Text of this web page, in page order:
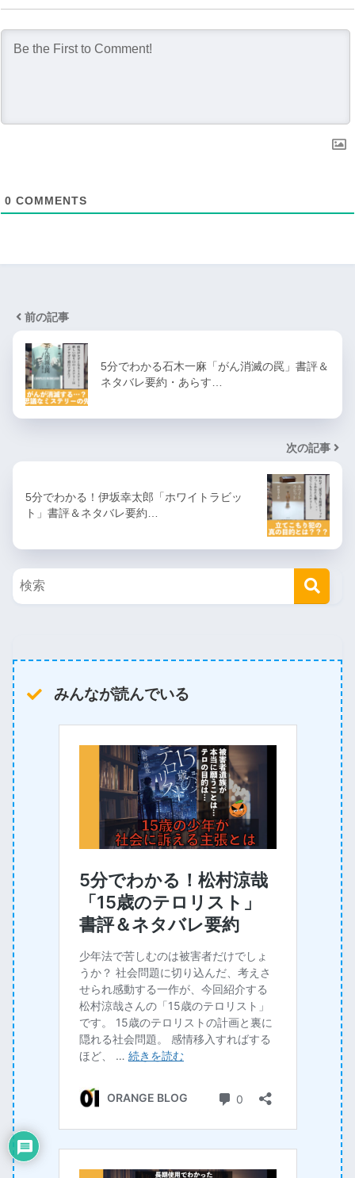
0 COMMENTS
前の記事
5分でわかる石木一麻「がん消滅の罠」書評＆
ネタバレ要約・あらす…
次の記事
5分でわかる！伊坂幸太郎「ホワイトラビッ
ト」書評＆ネタバレ要約…
みんなが読んでいる